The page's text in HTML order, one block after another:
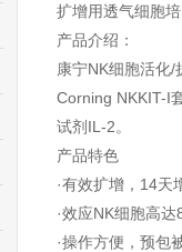
扩增用透气细胞
产品介绍：
康宁NK细胞活化/
Corning NKKIT-I
试剂IL-2。
产品特色
·有效扩增，14天
·效应NK细胞高达
·操作方便，预包